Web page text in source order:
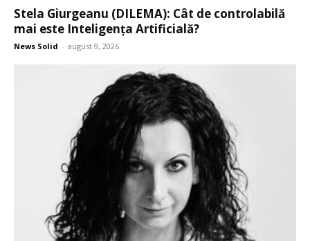
Stela Giurgeanu (DILEMA): Cât de controlabilă
mai este Inteligența Artificială?
News Solid - august 9, 2026